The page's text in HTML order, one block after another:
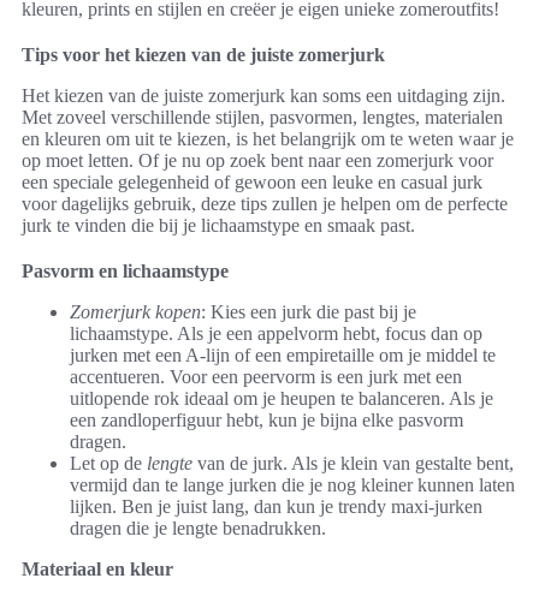
kleuren, prints en stijlen en creëer je eigen unieke zomeroutfits!
Tips voor het kiezen van de juiste zomerjurk
Het kiezen van de juiste zomerjurk kan soms een uitdaging zijn.
Met zoveel verschillende stijlen, pasvormen, lengtes, materialen
en kleuren om uit te kiezen, is het belangrijk om te weten waar je
op moet letten. Of je nu op zoek bent naar een zomerjurk voor
een speciale gelegenheid of gewoon een leuke en casual jurk
voor dagelijks gebruik, deze tips zullen je helpen om de perfecte
jurk te vinden die bij je lichaamstype en smaak past.
Pasvorm en lichaamstype
Zomerjurk kopen: Kies een jurk die past bij je
lichaamstype. Als je een appelvorm hebt, focus dan op
jurken met een A-lijn of een empiretaille om je middel te
accentueren. Voor een peervorm is een jurk met een
uitlopende rok ideaal om je heupen te balanceren. Als je
een zandloperfiguur hebt, kun je bijna elke pasvorm
dragen.
Let op de lengte van de jurk. Als je klein van gestalte bent,
vermijd dan te lange jurken die je nog kleiner kunnen laten
lijken. Ben je juist lang, dan kun je trendy maxi-jurken
dragen die je lengte benadrukken.
Materiaal en kleur